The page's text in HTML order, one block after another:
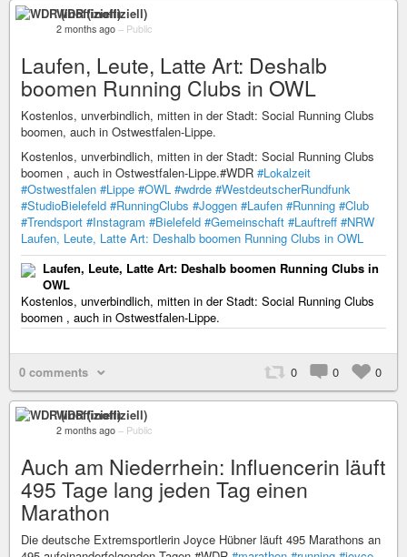
WDR (inoffiziell)
2 months ago – Public
Laufen, Leute, Latte Art: Deshalb
boomen Running Clubs in OWL
Kostenlos, unverbindlich, mitten in der Stadt: Social Running Clubs
boomen, auch in Ostwestfalen-Lippe.
Kostenlos, unverbindlich, mitten in der Stadt: Social Running Clubs
boomen , auch in Ostwestfalen-Lippe.#WDR #Lokalzeit
#Ostwestfalen #Lippe #OWL #wdrde #WestdeutscherRundfunk
#StudioBielefeld #RunningClubs #Joggen #Laufen #Running #Club
#Trendsport #Instagram #Bielefeld #Gemeinschaft #Lauftreff #NRW
Laufen, Leute, Latte Art: Deshalb boomen Running Clubs in OWL
Laufen, Leute, Latte Art: Deshalb boomen Running Clubs in
OWL
Kostenlos, unverbindlich, mitten in der Stadt: Social Running Clubs
boomen , auch in Ostwestfalen-Lippe.
0 comments 0 0 0
WDR (inoffiziell)
2 months ago – Public
Auch am Niederrhein: Influencerin läuft
495 Tage lang jeden Tag einen
Marathon
Die deutsche Extremsportlerin Joyce Hübner läuft 495 Marathons an